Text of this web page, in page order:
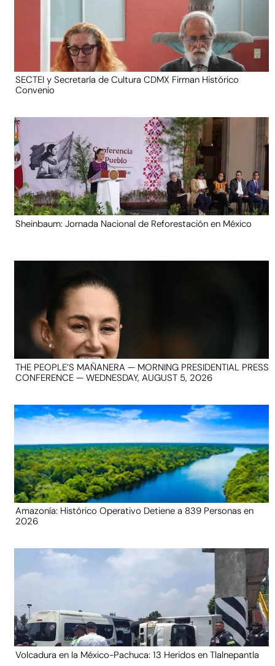
SECTEI y Secretaría de Cultura CDMX Firman Histórico
Convenio
Sheinbaum: Jornada Nacional de Reforestación en México
THE PEOPLE’S MAÑANERA — MORNING PRESIDENTIAL PRESS
CONFERENCE — WEDNESDAY, AUGUST 5, 2026
Amazonía: Histórico Operativo Detiene a 839 Personas en
2026
Volcadura en la México-Pachuca: 13 Heridos en Tlalnepantla